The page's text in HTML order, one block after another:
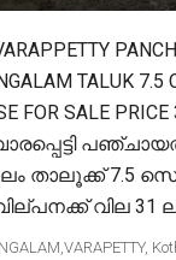
TALUK 7.5
FOR SALE
താലൂക്ക് 7.5
വില്പനക്ക് വില 31